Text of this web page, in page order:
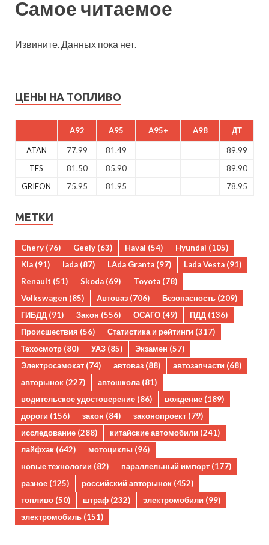
Самое читаемое
Извините. Данных пока нет.
ЦЕНЫ НА ТОПЛИВО
A92 A95 A95+ A98 ДТ
ATAN 77.99 81.49
89.99
TES
81.50 85.90
89.90
GRIFON
75.95 81.95 78.95
МЕТКИ
Chery (76) Geely (63) Haval (54) Hyundai (105)
Kia (91) lada (87) LAda Granta (97) Lada Vesta (91)
Renault (51) Skoda (69) Toyota (78)
Volkswagen (85) Автоваз (706) Безопасность (209)
ГИБДД (91) Закон (556) ОСАГО (49) ПДД (136)
Происшествия (56) Статистика и рейтинги (317)
Техосмотр (80) УАЗ (85) Экзамен (57)
Электросамокат (74) автоваз (88) автозапчасти (68)
авторынок (227) автошкола(81)
водительское удостоверение (86) вождение (189)
дороги (156) закон (84) законопроект (79)
исследование (288) китайские автомобили (241)
лайфхак (642) мотоциклы (96)
новые технологии (82) параллельный импорт (177)
разное (125) российский авторынок (452)
топливо (50) штраф (232) электромобили (99)
электромобиль (151)